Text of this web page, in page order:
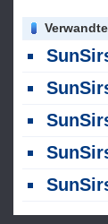
SunSirs:
SunSirs:
SunSirs:
SunSirs:
SunSirs: